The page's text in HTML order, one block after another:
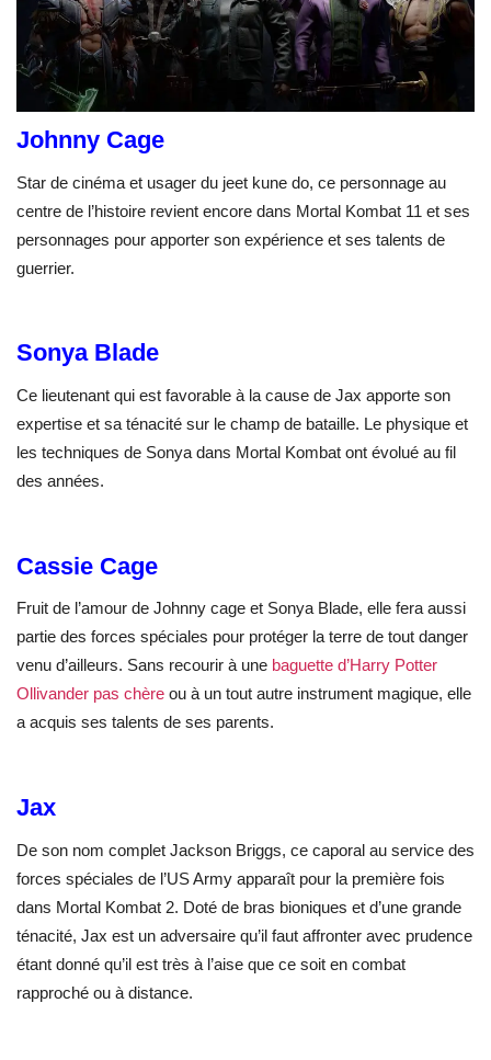
Johnny Cage
Star de cinéma et usager du jeet kune do, ce personnage au
centre de l’histoire revient encore dans Mortal Kombat 11 et ses
personnages pour apporter son expérience et ses talents de
guerrier.
Sonya Blade
Ce lieutenant qui est favorable à la cause de Jax apporte son
expertise et sa ténacité sur le champ de bataille. Le physique et
les techniques de Sonya dans Mortal Kombat ont évolué au fil
des années.
Cassie Cage
Fruit de l’amour de Johnny cage et Sonya Blade, elle fera aussi
partie des forces spéciales pour protéger la terre de tout danger
venu d’ailleurs. Sans recourir à une baguette d’Harry Potter
Ollivander pas chère ou à un tout autre instrument magique, elle
a acquis ses talents de ses parents.
Jax
De son nom complet Jackson Briggs, ce caporal au service des
forces spéciales de l’US Army apparaît pour la première fois
dans Mortal Kombat 2. Doté de bras bioniques et d’une grande
ténacité, Jax est un adversaire qu’il faut affronter avec prudence
étant donné qu’il est très à l’aise que ce soit en combat
rapproché ou à distance.